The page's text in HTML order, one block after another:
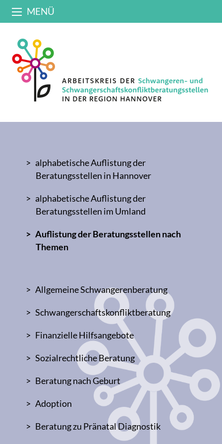
MENÜ
alphabetische Auflistung der
Beratungsstellen in Hannover
alphabetische Auflistung der
Beratungsstellen im Umland
Auflistung der Beratungsstellen nach
Themen
Allgemeine Schwangerenberatung
Schwangerschaftskonfliktberatung
Finanzielle Hilfsangebote
Sozialrechtliche Beratung
Beratung nach Geburt
Adoption
Beratung zu Pränatal Diagnostik